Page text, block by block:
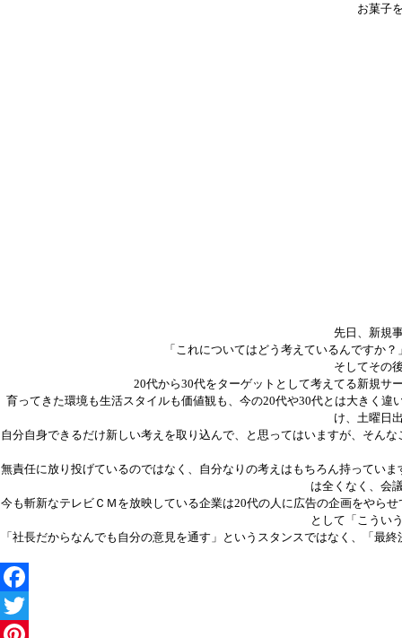
お菓子
先日、新規
「これについてはどう考えているんですか
そしてその
20代から30代をターゲットとして考えてる新規サ
育ってきた環境も生活スタイルも価値観も、今の20代や30代とは大きく
け、土曜日
自分自身できるだけ新しい考えを取り込んで、と思ってはいますが、そん
無責任に放り投げているのではなく、自分なりの考えはもちろん持ってい
は全くなく、会
今も斬新なテレビＣＭを放映している企業は20代の人に広告の企画をやら
として「こうい
「社長だからなんでも自分の意見を通す」というスタンスではなく、「最